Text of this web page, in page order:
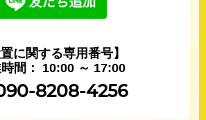
置に関する専用番号】
間： 10:00 ～ 17:00
8208-4256